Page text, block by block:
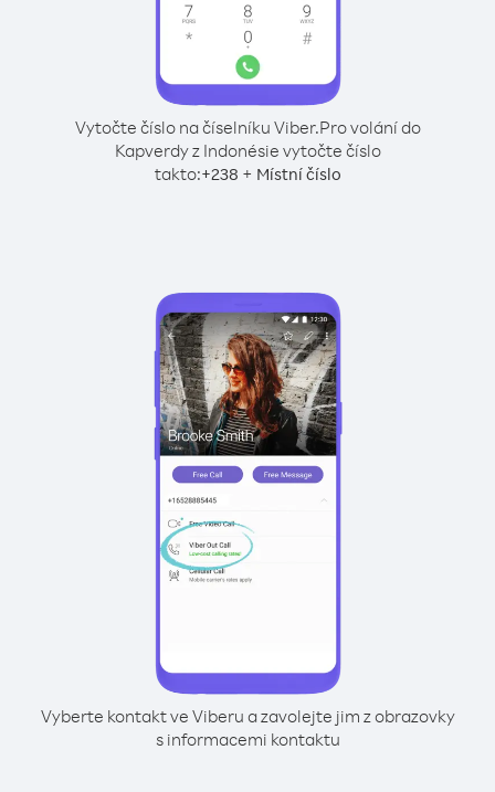
Vytočte číslo na číselníku Viber.Pro volání do
Kapverdy z Indonésie vytočte číslo
takto:+238 + Místní číslo
Vyberte kontakt ve Viberu a zavolejte jim z obrazovky
s informacemi kontaktu